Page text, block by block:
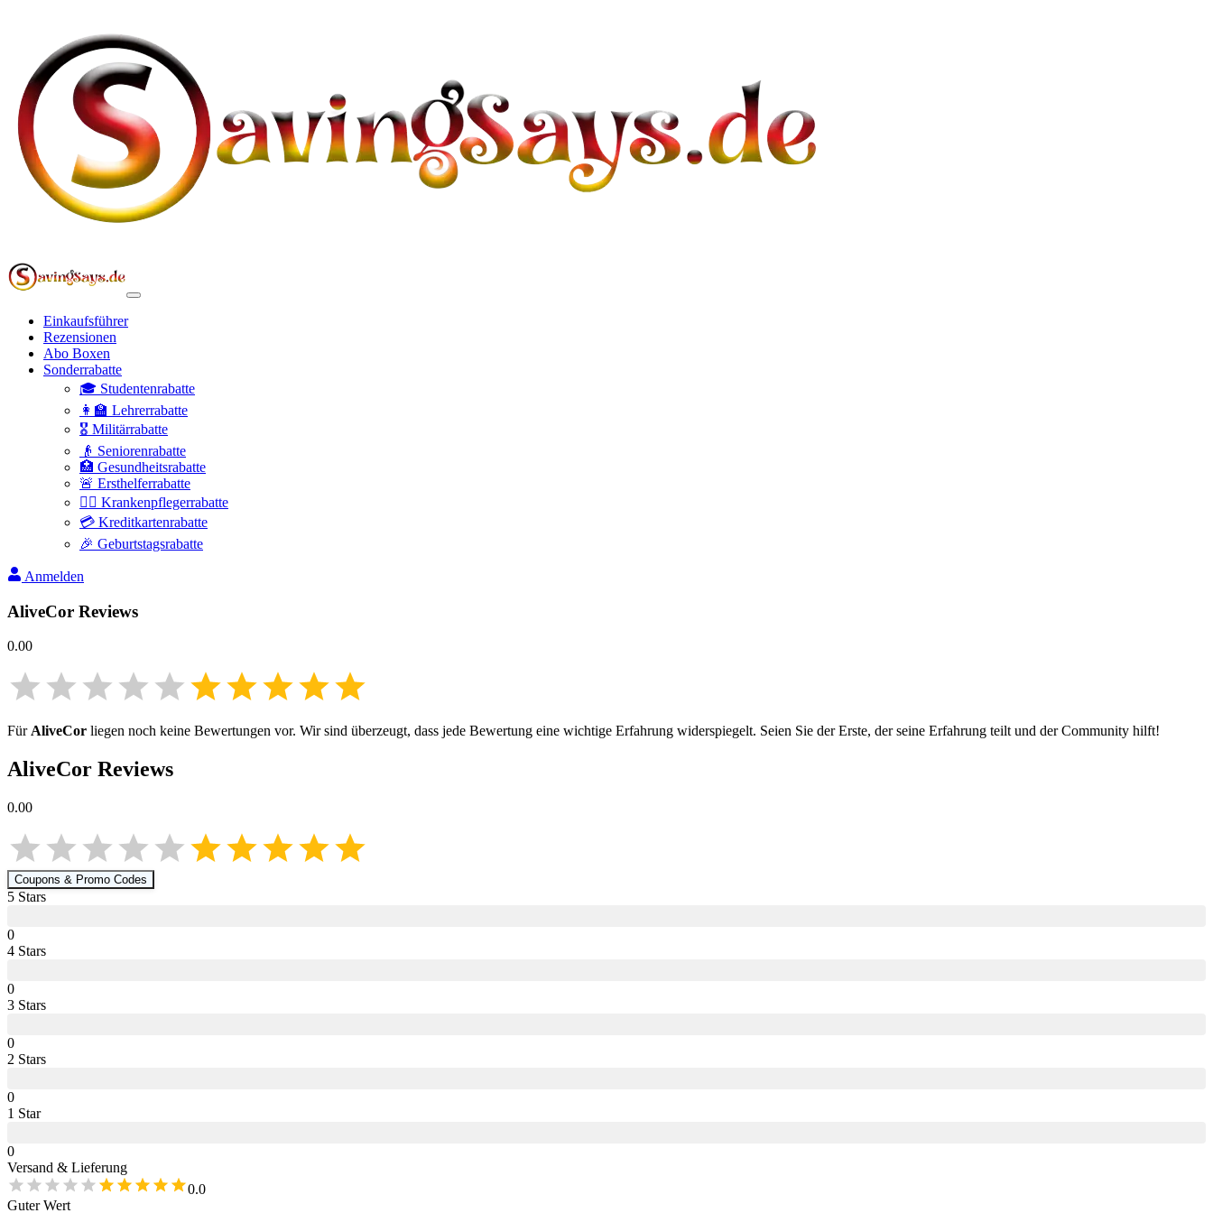
Einkaufsführer
Rezensionen
Abo Boxen
Sonderrabatte
🎓 Studentenrabatte
👩‍🏫 Lehrerrabatte
🎖️ Militärrabatte
👴 Seniorenrabatte
🏥 Gesundheitsrabatte
🚨 Ersthelferrabatte
👩‍⚕️ Krankenpflegerrabatte
💳 Kreditkartenrabatte
🎉 Geburtstagsrabatte
Anmelden
AliveCor Reviews
0.00
FürAliveCor liegen noch keine Bewertungen vor. Wir sind überzeugt, dass jede Bewertung eine wichtige Erfahrung widerspiegelt. Seien Sie der Erste, der seine Erfahrung teilt und der Community hilft!
AliveCor Reviews
0.00
Coupons & Promo Codes
5 Stars
0
4 Stars
0
3 Stars
0
2 Stars
0
1 Star
0
Versand & Lieferung
0.0
Guter Wert